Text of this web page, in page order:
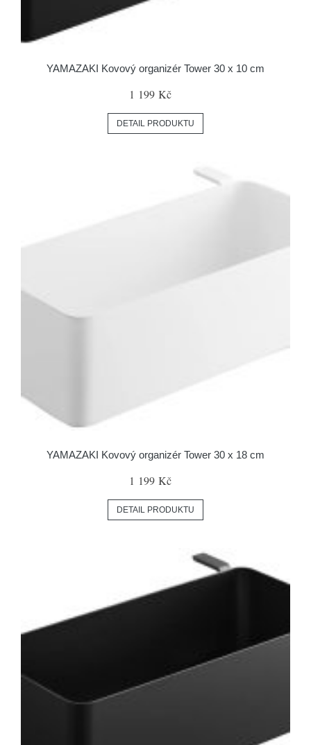
YAMAZAKI Kovový organizér Tower 30 x 10 cm
1 199 Kč
DETAIL PRODUKTU
YAMAZAKI Kovový organizér Tower 30 x 18 cm
1 199 Kč
DETAIL PRODUKTU